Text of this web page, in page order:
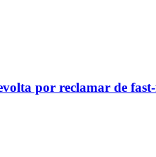
por reclamar de